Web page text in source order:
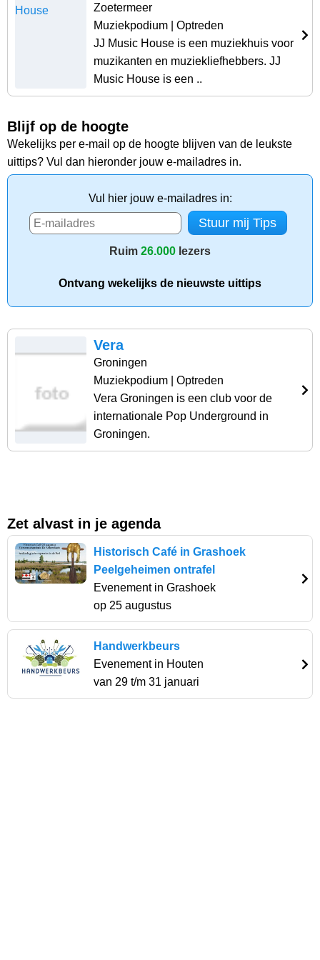
Zoetermeer
Muziekpodium | Optreden
JJ Music House is een muziekhuis voor
muzikanten en muziekliefhebbers. JJ
Music House is een ..
Blijf op de hoogte
Wekelijks per e-mail op de hoogte blijven van de leukste
uittips? Vul dan hieronder jouw e-mailadres in.
Vul hier jouw e-mailadres in:
Ruim 26.000 lezers
Ontvang wekelijks de nieuwste uittips
Vera
Groningen
Muziekpodium | Optreden
Vera Groningen is een club voor de
internationale Pop Underground in
Groningen.
Zet alvast in je agenda
Historisch Café in Grashoek
Peelgeheimen ontrafel
Evenement in Grashoek
op 25 augustus
Handwerkbeurs
Evenement in Houten
van 29 t/m 31 januari